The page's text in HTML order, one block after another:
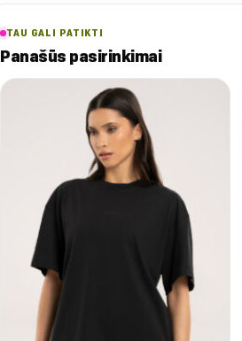
TAU GALI PATIKTI
Panašūs pasirinkimai